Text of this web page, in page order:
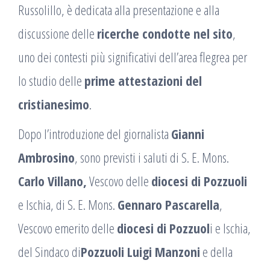
Russolillo, è dedicata alla presentazione e alla
discussione delle ricerche condotte nel sito,
uno dei contesti più significativi dell’area flegrea per
lo studio delle prime attestazioni del
cristianesimo.
Dopo l’introduzione del giornalista Gianni
Ambrosino, sono previsti i saluti di S. E. Mons.
Carlo Villano,Vescovo delle diocesi di Pozzuoli
e Ischia, di S. E. Mons. Gennaro Pascarella,
Vescovo emerito delle diocesi di Pozzuoli e Ischia,
del Sindaco diPozzuoli Luigi Manzoni e della